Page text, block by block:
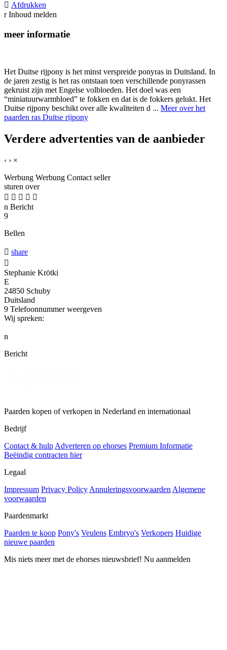
 Afdrukken
r Inhoud melden
meer informatie
Het Duitse rijpony is het minst verspreide ponyras in Duitsland. In
de jaren zestig is het ras ontstaan toen verschillende ponyrassen
gekruist zijn met Engelse volbloeden. Het doel was een
“miniatuurwarmbloed” te fokken en dat is de fokkers gelukt. Het
Duitse rijpony beschikt over alle kwaliteiten d ... Meer over het
paarden ras Duitse rijpony
Verdere advertenties van de aanbieder
‹ › ×
Werbung Werbung Contact seller
sturen over
    
n Bericht
9
Bellen
 share

Stephanie Krötki
E
24850 Schuby
Duitsland
9 Telefoonnummer weergeven
Wij spreken:
n
Bericht
Paarden kopen of verkopen in Nederland en internationaal
Bedrijf
Contact & hulp Adverteren op ehorses Premium Informatie
Beëindig contracten hier
Legaal
Impressum Privacy Policy Annuleringsvoorwaarden Algemene
voorwaarden
Paardenmarkt
Paarden te koop Pony's Veulens Embryo's Verkopers Huidige
nieuwe paarden
Mis niets meer met de ehorses nieuwsbrief! Nu aanmelden